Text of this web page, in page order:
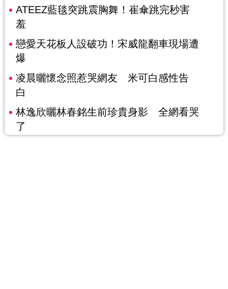
ATEEZ藍毯突跳震胸舞！崔傘跳完秒害
羞
戀愛天花板人設破功！宋威龍翻車現場遭
爆
凌晨曬懷念照惹哭網友 米可白感性告
白
林逸欣曬林春銘生前珍貴身影 全網看哭
了